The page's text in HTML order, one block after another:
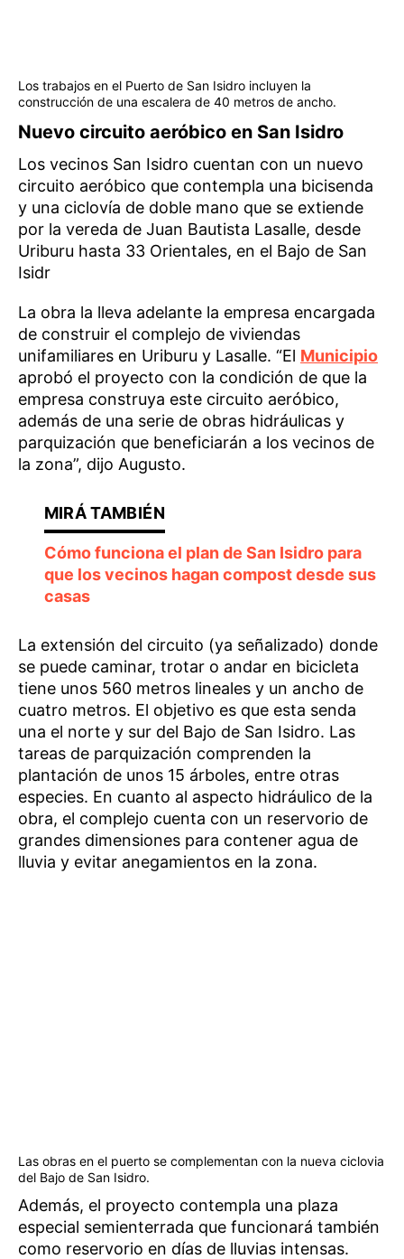
Los trabajos en el Puerto de San Isidro incluyen la
construcción de una escalera de 40 metros de ancho.
Nuevo circuito aeróbico en San Isidro
Los vecinos San Isidro cuentan con un nuevo
circuito aeróbico que contempla una bicisenda
y una ciclovía de doble mano que se extiende
por la vereda de Juan Bautista Lasalle, desde
Uriburu hasta 33 Orientales, en el Bajo de San
Isidr
La obra la lleva adelante la empresa encargada
de construir el complejo de viviendas
unifamiliares en Uriburu y Lasalle. “El Municipio
aprobó el proyecto con la condición de que la
empresa construya este circuito aeróbico,
además de una serie de obras hidráulicas y
parquización que beneficiarán a los vecinos de
la zona”, dijo Augusto.
Cómo funciona el plan de San Isidro para
que los vecinos hagan compost desde sus
casas
La extensión del circuito (ya señalizado) donde
se puede caminar, trotar o andar en bicicleta
tiene unos 560 metros lineales y un ancho de
cuatro metros. El objetivo es que esta senda
una el norte y sur del Bajo de San Isidro. Las
tareas de parquización comprenden la
plantación de unos 15 árboles, entre otras
especies. En cuanto al aspecto hidráulico de la
obra, el complejo cuenta con un reservorio de
grandes dimensiones para contener agua de
lluvia y evitar anegamientos en la zona.
Las obras en el puerto se complementan con la nueva ciclovia
del Bajo de San Isidro.
Además, el proyecto contempla una plaza
especial semienterrada que funcionará también
como reservorio en días de lluvias intensas.